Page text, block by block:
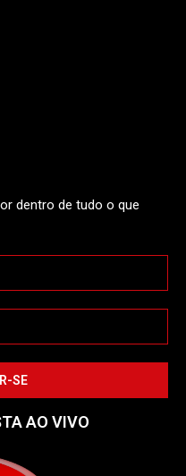
dentro de tudo o que
AO VIVO